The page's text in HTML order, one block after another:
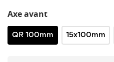
Axe avant
QR 100mm 15x100mm